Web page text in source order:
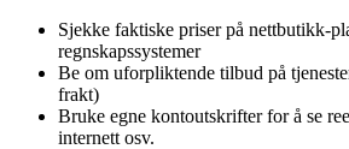
Sjekke faktiske priser på nettbutikk-
regnskapssystemer
Be om uforpliktende tilbud på
frakt)
Bruke egne kontoutskrifter for å se
internett osv.